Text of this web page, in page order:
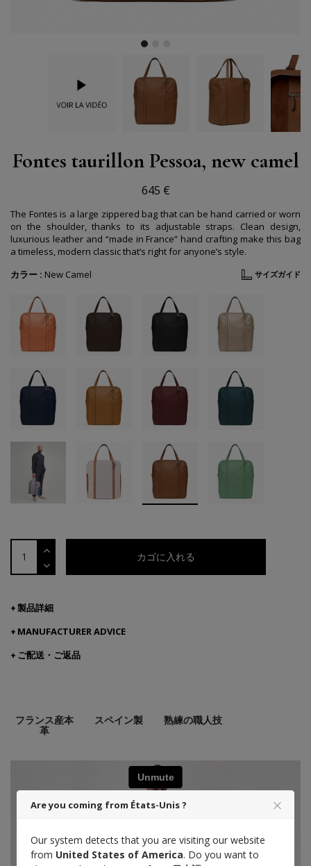
Fontes taurillon Pessoa, new camel
645 €
The Fontes is a large zippered bag that can be hand carried or worn
on the shoulder, thanks to its adjustable straps. Clean design,
luxurious leather and “made in France” hand crafting make this bag
a timeless, modern classic that’s right for anyone’s style.
カラー : New Camel サイズガイド
カゴに入れる
製品詳細
MANUFACTURER ADVICE
ご配送・ご返品
フランス産本
革
スペイン製 熟練の職人技
Are you coming from États-Unis ?
Our system detects that you are visiting our website
from United States of America. Do you want to